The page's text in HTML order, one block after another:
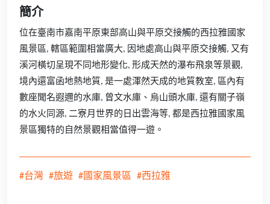
簡介
位在臺南市嘉南平原東部高山與平原交接觸的西拉雅國家
風景區, 轄區範圍相當廣大, 因地處高山與平原交接觸, 又有
溪河橫切呈現不同地形變化, 形成天然的瀑布飛泉等景觀,
境內還富函地熱地質, 是一處渾然天成的地質教室, 區內有
數座聞名遐邇的水庫, 曾文水庫、烏山頭水庫, 還有關子嶺
的水火同源, 二寮月世界的日出雲海等, 都是西拉雅國家風
景區獨特的自然景觀相當值得一遊。
#台灣 #旅遊 #國家風景區 #西拉雅